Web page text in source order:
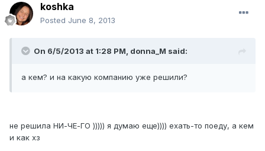
koshka
Posted June 8, 2013
On 6/5/2013 at 1:28 PM, donna_M said:
а кем? и на какую компанию уже решили?
не решила НИ-ЧЕ-ГО ))))) я думаю еще)))) ехать-то поеду, а кем
и как хз